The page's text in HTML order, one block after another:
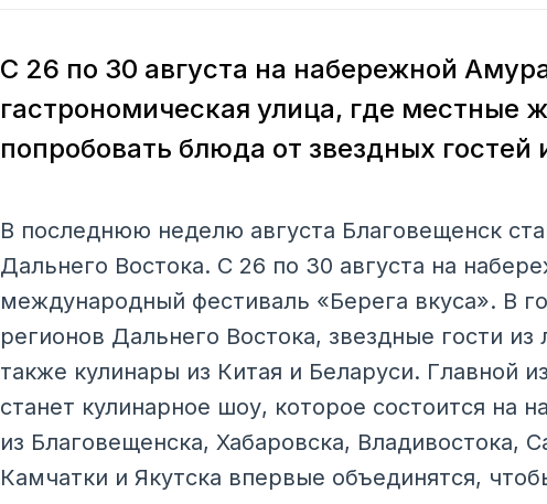
С 26 по 30 августа на набережной
гастрономическая улица, где местные
попробовать блюда от звездных
В последнюю неделю августа Благовещенск
Дальнего Востока. С 26 по 30 августа на
международный фестиваль «Берега вкуса». В
регионов Дальнего Востока, звездные гости
также кулинары из Китая и Беларуси. Главной
станет кулинарное шоу, которое состоится на
из Благовещенска, Хабаровска, Владивостока,
Камчатки и Якутска впервые объединятся,